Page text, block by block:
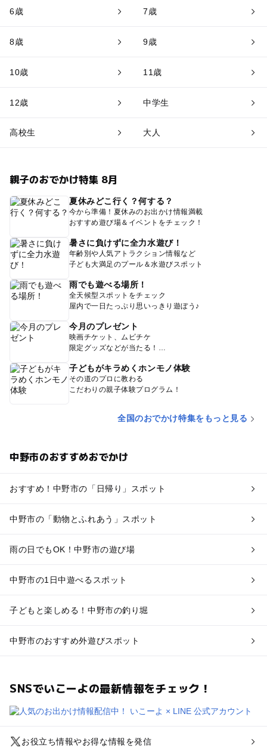
6歳 7歳
8歳 9歳
10歳 11歳
12歳 中学生
高校生 大人
親子のおでかけ特集 8月
夏休みどこ行く？何する？
今から準備！夏休みのお出かけ情報満載
おすすめ遊び場＆イベントをチェック！
暑さに負けずに全力水遊び！
年齢別や人気アトラクション情報など
子ども大満足のプール＆水遊びスポット
雨でも遊べる場所！
全天候型スポットをチェック
屋内で一日たっぷり思いっきり遊ぼう♪
今月のプレゼント
映画チケット、ムビチケ
限定グッズなどが当たる！
子どもがキラめくホンモノ体験
その道のプロに教わる
こだわりの親子体験プログラム！
全国のおでかけ特集をもっと見る
中野市のおすすめおでかけ
おすすめ！中野市の「日帰り」スポット
中野市の「動物とふれあう」スポット
雨の日でもOK！中野市の遊び場
中野市の1日中遊べるスポット
子どもと楽しめる！中野市の釣り堀
中野市のおすすめ外遊びスポット
SNSでいこーよの最新情報をチェック！
お役立ち情報やお得な情報を発信